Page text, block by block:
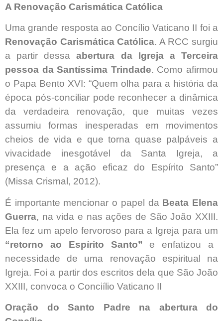
A Renovação Carismática Católica
Uma grande resposta ao Concílio Vaticano II foi a
Renovação Carismática Católica. A RCC surgiu
a partir dessaabertura da Igreja a Terceira
pessoa da Santíssima Trindade. Como afirmou
o Papa Bento XVI: “Quem olha para a história da
época pós-conciliar pode reconhecer a dinâmica
da verdadeira renovação, que muitas vezes
assumiu formas inesperadas em movimentos
cheios de vida e que torna quase palpáveis a
vivacidade inesgotável da Santa Igreja, a
presença e a ação eficaz do Espírito Santo”
(Missa Crismal, 2012).
É importante mencionar o papel da Beata Elena
Guerra, na vida e nas ações de São João XXIII.
Ela fez um apelo fervoroso para a Igreja para um
“retorno ao Espírito Santo” e enfatizou a
necessidade de uma renovação espiritual na
Igreja. Foi a partir dos escritos dela que São João
XXIII, convoca o Conciílio Vaticano II
Oração do Santo Padre na abertura do